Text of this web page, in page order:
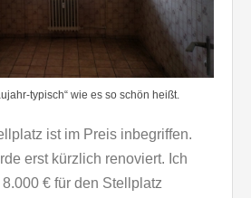
typisch“ wie es so schön heißt.
ist im Preis inbegriffen.
erst kürzlich renoviert. Ich
€ für den Stellplatz